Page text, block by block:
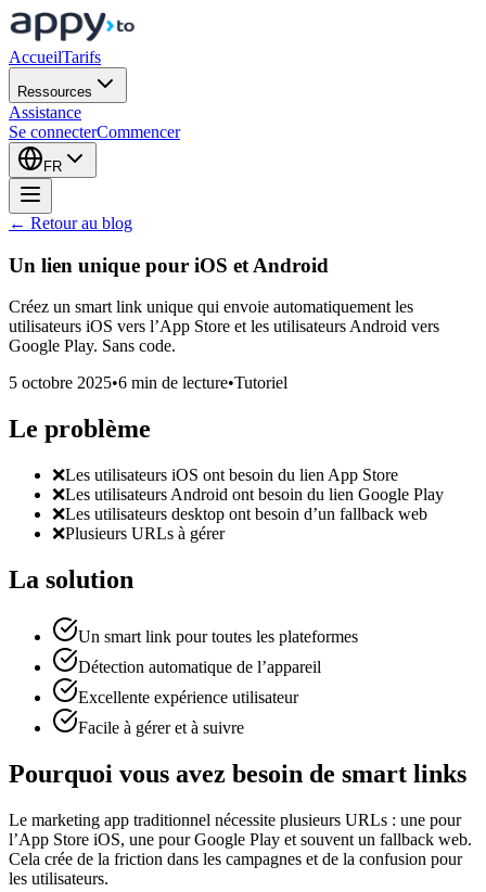
AccueilTarifs
Ressources
Assistance
Se connecterCommencer
FR
← Retour au blog
Un lien unique pour iOS et Android
Créez un smart link unique qui envoie automatiquement les
utilisateurs iOS vers l’App Store et les utilisateurs Android vers
Google Play. Sans code.
5 octobre 2025•6 min de lecture•Tutoriel
Le problème
❌Les utilisateurs iOS ont besoin du lien App Store
❌Les utilisateurs Android ont besoin du lien Google Play
❌Les utilisateurs desktop ont besoin d’un fallback web
❌Plusieurs URLs à gérer
La solution
Un smart link pour toutes les plateformes
Détection automatique de l’appareil
Excellente expérience utilisateur
Facile à gérer et à suivre
Pourquoi vous avez besoin de smart links
Le marketing app traditionnel nécessite plusieurs URLs : une pour
l’App Store iOS, une pour Google Play et souvent un fallback web.
Cela crée de la friction dans les campagnes et de la confusion pour
les utilisateurs.